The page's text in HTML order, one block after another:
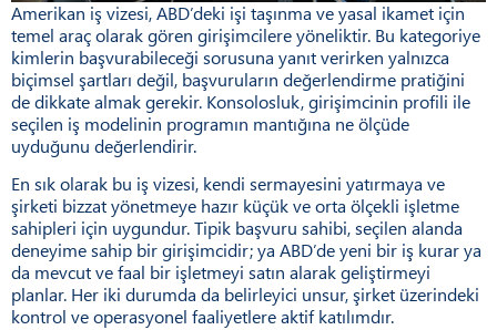
Amerikan iş vizesi, ABD’deki işi taşınma ve yasal ikamet için
temel araç olarak gören girişimcilere yöneliktir. Bu kategoriye
kimlerin başvurabileceği sorusuna yanıt verirken yalnızca
biçimsel şartları değil, başvuruların değerlendirme pratiğini
de dikkate almak gerekir. Konsolosluk, girişimcinin profili ile
seçilen iş modelinin programın mantığına ne ölçüde
uyduğunu değerlendirir.
En sık olarak bu iş vizesi, kendi sermayesini yatırmaya ve
şirketi bizzat yönetmeye hazır küçük ve orta ölçekli işletme
sahipleri için uygundur. Tipik başvuru sahibi, seçilen alanda
deneyime sahip bir girişimcidir; ya ABD’de yeni bir iş kurar ya
da mevcut ve faal bir işletmeyi satın alarak geliştirmeyi
planlar. Her iki durumda da belirleyici unsur, şirket üzerindeki
kontrol ve operasyonel faaliyetlere aktif katılımdır.